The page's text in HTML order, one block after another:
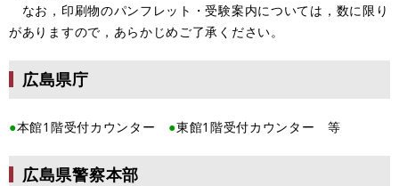
なお，印刷物のパンフレット・受験案内については，数に限り
がありますので，あらかじめご了承ください。
広島県庁
●本館1階受付カウンター ●東館1階受付カウンター 等
広島県警察本部